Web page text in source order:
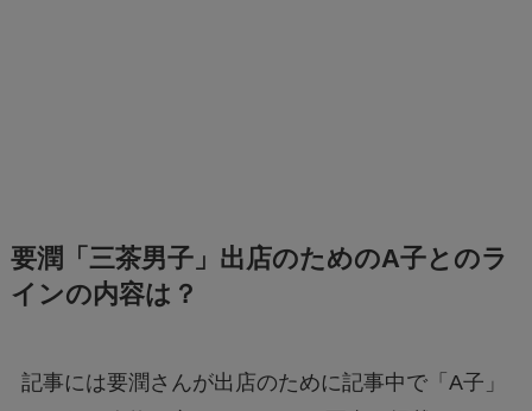
要潤「三茶男子」出店のためのA子とのラ
インの内容は？
記事には要潤さんが出店のために記事中で「A子」